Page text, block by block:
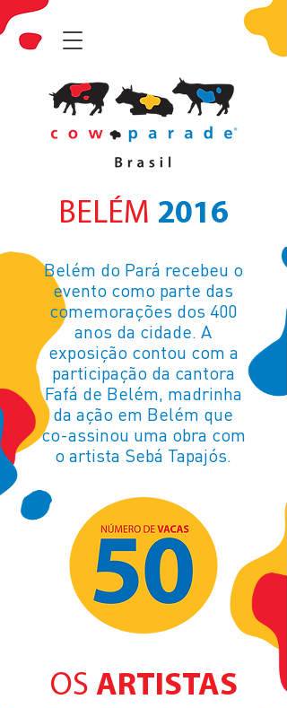
BELÉM 2016
Belém do Pará recebeu o
evento como parte das
comemorações dos 400
anos da cidade. A
exposição contou com a
participação da cantora
Fafá de Belém, madrinha
da ação em Belém que
co-assinou uma obra com
o artista Sebá Tapajós.
OS ARTISTAS